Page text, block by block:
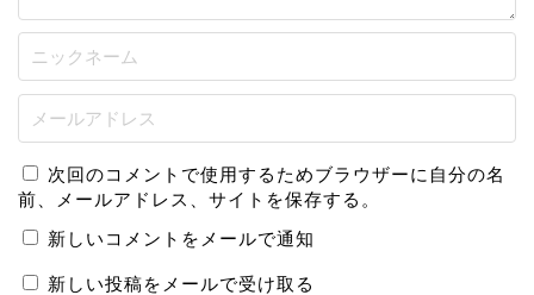
次回のコメントで使用するためブラウザーに自分の名
前、メールアドレス、サイトを保存する。
新しいコメントをメールで通知
新しい投稿をメールで受け取る